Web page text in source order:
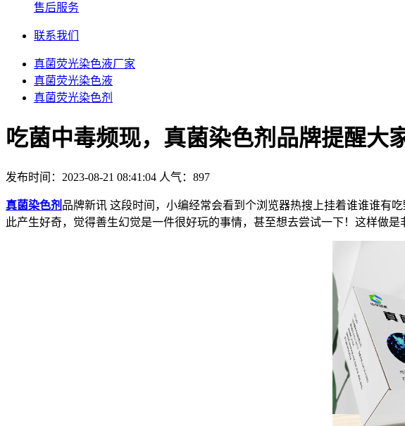
售后服务
联系我们
真菌荧光染色液厂家
真菌荧光染色液
真菌荧光染色剂
吃菌中毒频现，真菌染色剂品牌提醒大
发布时间：2023-08-21 08:41:04 人气： 897
真菌染色剂 品牌新讯 这段时间，小编经常会看到个浏览器热搜上挂着谁谁谁有
此产生好奇，觉得善生幻觉是一件很好玩的事情，甚至想去尝试一下！这样做是